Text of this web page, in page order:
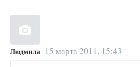
Людмила 15 марта 2011, 15:43